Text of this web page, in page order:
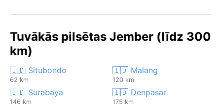
Tuvākās pilsētas Jember (līdz 300
km)
🇮🇩 Situbondo
62 km
🇮🇩 Malang
120 km
🇮🇩 Surabaya
146 km
🇮🇩 Denpasar
175 km